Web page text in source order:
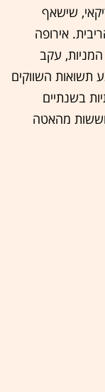
שישאף
אירופה
של 15%-10% בשוק המניות, עקב
תשואות השווקים
בשנתיים
מהאטה